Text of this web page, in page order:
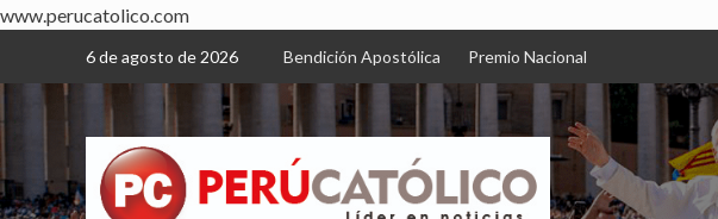
www.perucatolico.com
content
6 de agosto de 2026 Bendición Apostólica Premio Nacional